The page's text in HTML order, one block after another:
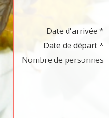
Date d'arrivée *
Date de départ *
Nombre de personnes